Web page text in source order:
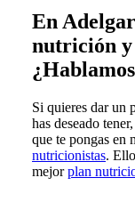
En
nutrición y
Si quieres dar un
has deseado
que te pongas en
nutricionistas.
mejorplan